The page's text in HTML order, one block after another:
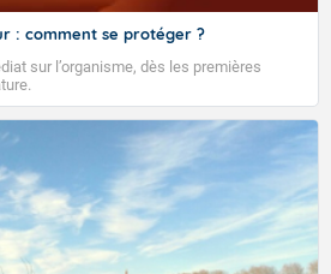
: comment se protéger ?
sur l’organisme, dès les premières